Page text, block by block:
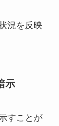
況を反映
示
すことが